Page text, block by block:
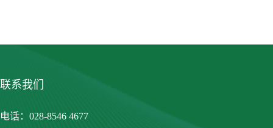
联系我们
电话：028-8546 4677